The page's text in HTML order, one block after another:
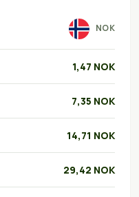
NOK
1,47 NOK
7,35 NOK
14,71 NOK
29,42 NOK